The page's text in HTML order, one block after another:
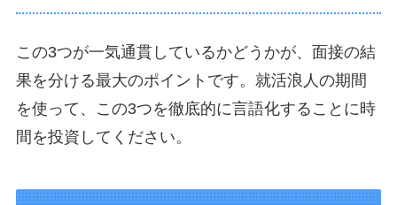
この3つが一気通貫しているかどうかが、面接の結
果を分ける最大のポイントです。就活浪人の期間
を使って、この3つを徹底的に言語化することに時
間を投資してください。